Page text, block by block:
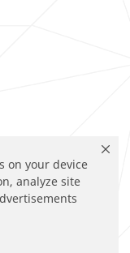
on your device
analyze site